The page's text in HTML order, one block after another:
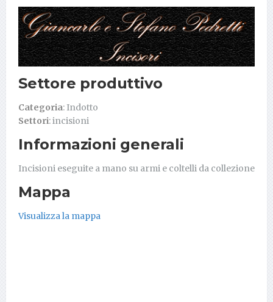
Settore produttivo
Categoria: Indotto
Settori: incisioni
Informazioni generali
Incisioni eseguite a mano su armi e coltelli da collezione
Mappa
Visualizza la mappa